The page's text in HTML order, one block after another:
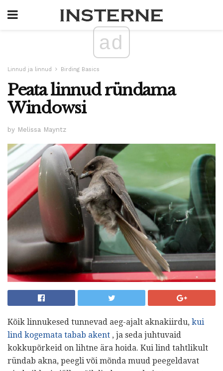
ad
Linnud ja linnud Birding Basics
Peata linnud ründama
Windowsi
by Melissa Mayntz
Kõik linnukesed tunnevad aeg-ajalt aknakiirdu, kui
lind kogemata tabab akent , ja seda juhtuvaid
kokkupõrkeid on lihtne ära hoida. Kui lind tahtlikult
ründab akna, peegli või mõnda muud peegeldavat